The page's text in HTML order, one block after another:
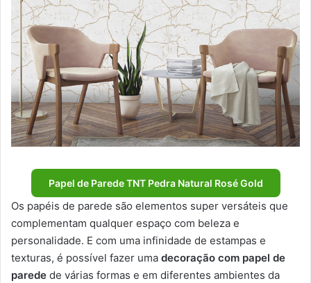
Papel de Parede TNT Pedra Natural Rosé Gold
Os papéis de parede são elementos super versáteis que
complementam qualquer espaço com beleza e
personalidade. E com uma infinidade de estampas e
texturas, é possível fazer uma decoração com papel de
parede de várias formas e em diferentes ambientes da